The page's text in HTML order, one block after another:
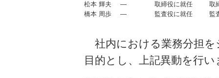
松本 輝夫
― 取締役に就任
取
橋本 周歩
― 監査役に就任 監
社内における業務分担
目的とし、上記異動を行